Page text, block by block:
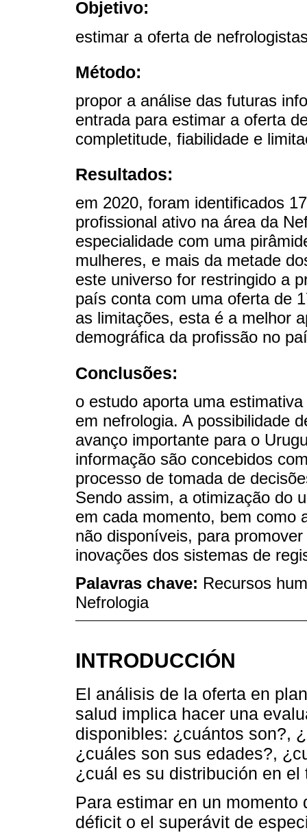
Objetivo:
estimar a oferta de
Método:
propor a análise das futuras
entrada para estimar a oferta
completitude, fiabilidade e
Resultados:
em 2020, foram identificados
profissional ativo na área da
especialidade com uma
mulheres, e mais da metade
este universo for restringido a
país conta com uma oferta de
as limitações, esta é a melhor
demográfica da profissão no
Conclusões:
o estudo aporta uma
em nefrologia. A possibilidade
avanço importante para o
informação são concebidos
processo de tomada de
Sendo assim, a otimização do
em cada momento, bem como
não disponíveis, para
inovações dos sistemas de
Palavras chave: Recursos
Nefrologia
INTRODUCCIÓN
El análisis de la oferta en
salud implica hacer una
disponibles: ¿cuántos son?,
¿cuáles son sus edades?,
¿cuál es su distribución en el
Para estimar en un
déficit o el superávit de